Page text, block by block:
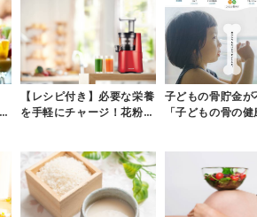
【レシピ付き】必要な栄養
を手軽にチャージ！花粉症
子どもの骨貯金が
「子どもの骨の健